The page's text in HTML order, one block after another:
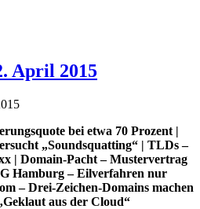
April 2015
bei etwa 70 Prozent |
„Soundsquatting“ | TLDs –
| Domain-Pacht – Mustervertrag
Hamburg – Eilverfahren nur
– Drei-Zeichen-Domains machen
aus der Cloud“